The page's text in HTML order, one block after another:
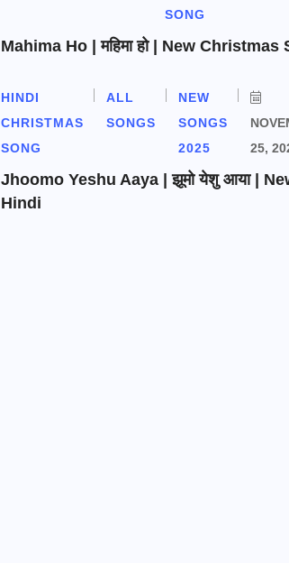
SONG
Mahima Ho | महिमा हो | New Christmas
HINDI
CHRISTMAS
SONG
ALL
SONGS
NEW
SONGS
2025
25,
Jhoomo Yeshu Aaya | झूमो येशु आया |
Hindi